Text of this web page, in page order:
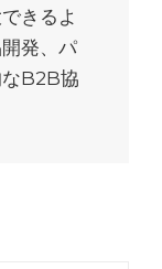
きるよ
発、パ
なB2B協